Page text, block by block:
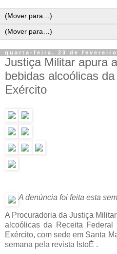
quarta-feira, 23 de fevereiro
Justiça Militar apura
bebidas alcoólicas
Exército
A denúncia foi feita esta
A Procuradoria da Justiça
alcoólicas da Receita
Exército, com sede em Santa
semana pela revista IstoÉ .